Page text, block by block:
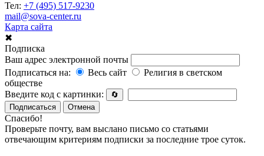
Тел: +7 (495) 517-9230
mail@sova-center.ru
Карта сайта
✖
Подписка
Ваш адрес электронной почты
Подписаться на:
Весь сайт
Религия в светском
обществе
Введите код с картинки:
🔄
Подписаться
Отмена
Спасибо!
Проверьте почту, вам выслано письмо со статьями
отвечающим критериям подписки за последние трое суток.